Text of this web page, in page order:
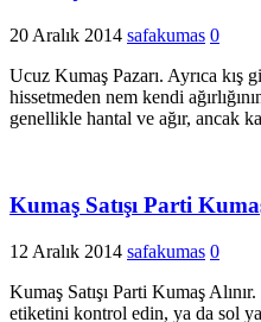
20 Aralık 2014 safakumas 0
Ucuz Kumaş Pazarı. Ayrıca kış
hissetmeden nem kendi
genellikle hantal ve ağır, ancak
Kumaş Satışı Parti
12 Aralık 2014 safakumas 0
Kumaş Satışı Parti Kumaş
etiketini kontrol edin, ya da sol